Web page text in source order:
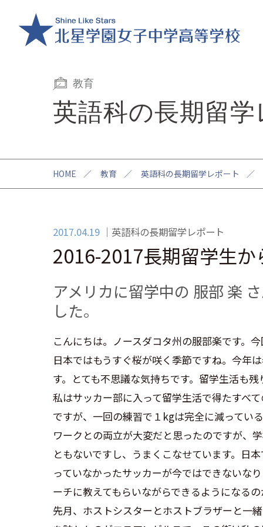
教育
英語科の長期留
HOME ／ 教育 ／ 英語科の長期留学レポート ／
2017.04.19 英語科の長期留学レポート
2016-2017長期留学生
アメリカに留学中の 服部 楽
した。
こんにちは。ノースダコタ州の服部楽です。
日本ではもうすぐ桜が咲く季節ですね。今年
す。とても不思議な気持ちです。留学生活も
私はサッカー部に入って留学生活で得たすべ
ですが、一回の練習で１kgは完全に減ってい
ワークとの両立が大変だと思ったのですが、
ともないですし、うまくこなせています。日
っていなかったサッカーが今ではできないな
ーチに教えてもらいながらできるようになる
先月、ホストシスターとホストブラザーと一